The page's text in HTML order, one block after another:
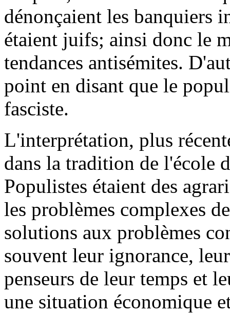
dénonçaient les banquiers
étaient juifs; ainsi donc le
tendances antisémites.
point en disant que le
fasciste.
L'interprétation, plus
dans la tradition de l'école
Populistes étaient des
les problèmes complexes
solutions aux problèmes
souvent leur ignorance,
penseurs de leur temps et
une situation économique